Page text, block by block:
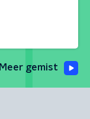
Meer gemist